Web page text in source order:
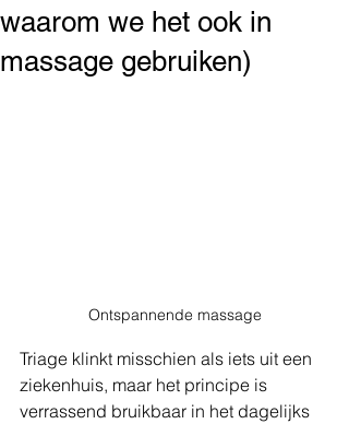
waarom we het ook in
massage gebruiken)
Ontspannende massage
Triage klinkt misschien als iets uit een
ziekenhuis, maar het principe is
verrassend bruikbaar in het dagelijks